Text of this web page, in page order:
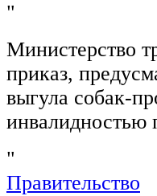
"
Министерство
приказ,
выгула собак-
инвалидностью
"
Правительство